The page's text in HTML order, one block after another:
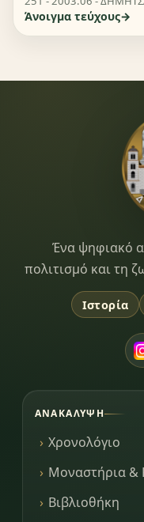
Άνοιγμα τεύχους
Dimitsana.gr
Ένα ψηφιακό
πολιτισμό και τη
Ιστορία
ΑΝΑΚΆΛΥΨΗ
Χρονολόγιο
Μοναστήρια &
Βιβλιοθήκη